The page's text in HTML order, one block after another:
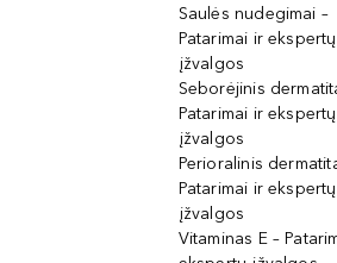
Saulės nudegimai –
Patarimai ir ekspertų
įžvalgos
Seborėjinis
Patarimai ir ekspertų
įžvalgos
Perioralinis
Patarimai ir ekspertų
įžvalgos
Vitaminas E –